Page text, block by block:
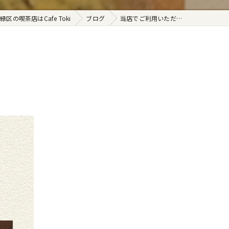
区の喫茶店はCafe Toki ブログ 当店でご利用いただ…